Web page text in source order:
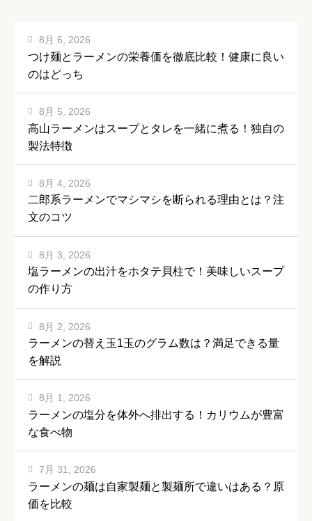
つけ麺とラーメンの栄養価を徹底比較！健康に良い
のはどっち
8月 6, 2026
高山ラーメンはスープとタレを一緒に煮る！独自の
製法特徴
8月 5, 2026
二郎系ラーメンでマシマシを断られる理由とは？注
文のコツ
8月 4, 2026
塩ラーメンの出汁をホタテ貝柱で！美味しいスープ
の作り方
8月 3, 2026
ラーメンの替え玉1玉のグラム数は？満足できる量
を解説
8月 2, 2026
ラーメンの塩分を体外へ排出する！カリウムが豊富
な食べ物
8月 1, 2026
ラーメンの麺は自家製麺と製麺所で違いはある？原
価を比較
7月 31, 2026